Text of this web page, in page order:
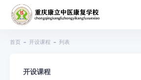
首页 开设课程 列表
开设课程